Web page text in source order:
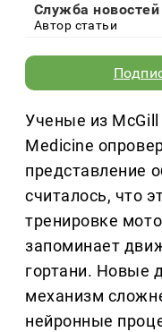
Служба новостей
Автор статьи
Ученые из
Medicine
представление
считалось, что
тренировке
запоминает
гортани. Новые
механизм
нейронные